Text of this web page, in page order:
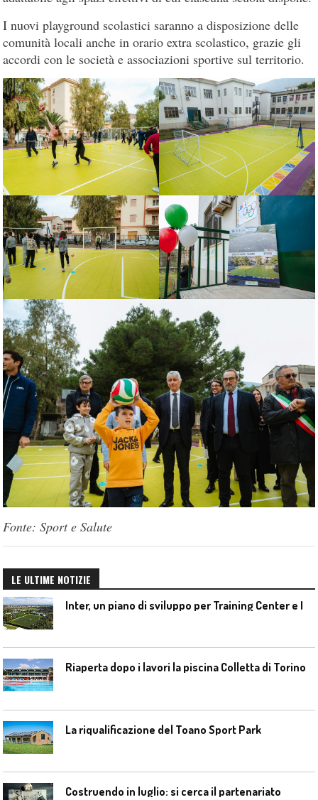
I nuovi playground scolastici saranno a disposizione delle
comunità locali anche in orario extra scolastico, grazie gli
accordi con le società e associazioni sportive sul territorio.
Fonte: Sport e Salute
LE ULTIME NOTIZIE
Riaperta dopo i lavori la piscina Colletta di Torino
La riqualificazione del Toano Sport Park
Costruendo in luglio: si cerca il partenariato